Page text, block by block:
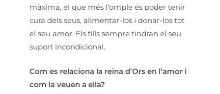
màxima, el que més l’omple és poder tenir
cura dels seus, alimentar-los i donar-los tot
el seu amor. Els fills sempre tindran el seu
suport incondicional.
Com es relaciona la reina d’Ors en l’amor i
com la veuen a ella?